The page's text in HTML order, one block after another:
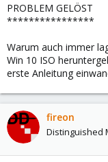
PROBLEM GELÖST
****************
Warum auch immer
Win 10 ISO
erste Anleitung
fireon
Distinguished